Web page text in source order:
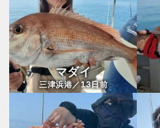
マダイ
三津浜港／13日前